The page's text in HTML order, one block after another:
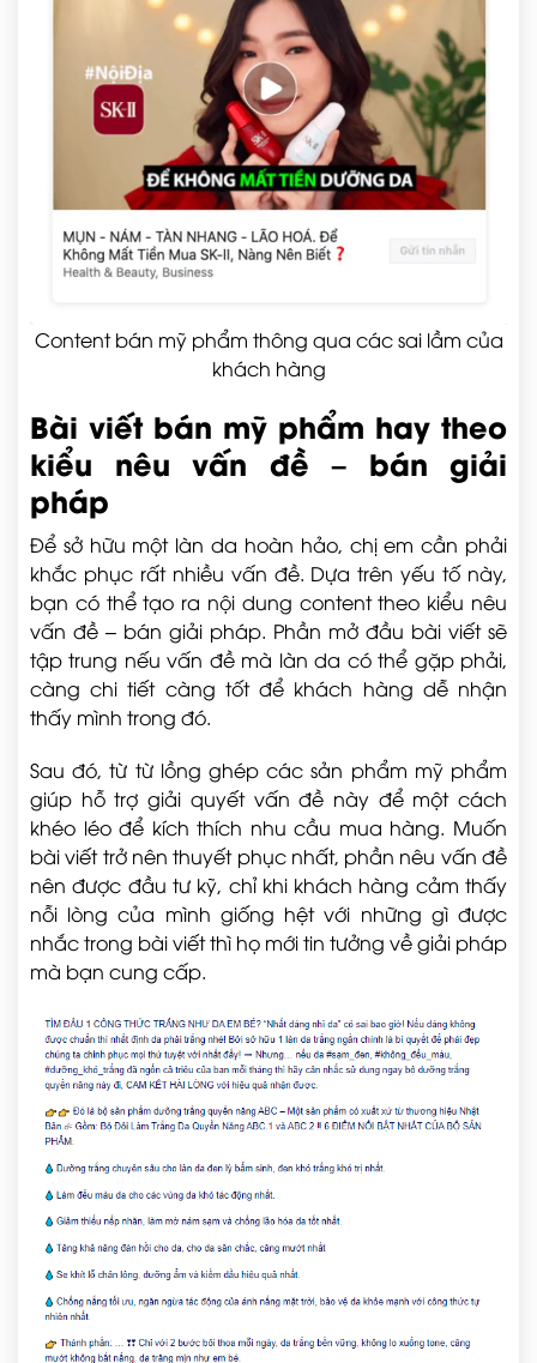
Content bán mỹ phẩm thông qua các sai lầm của
khách hàng
Bài viết bán mỹ phẩm hay theo
kiểu nêu vấn đề – bán giải
pháp
Để sở hữu một làn da hoàn hảo, chị em cần phải
khắc phục rất nhiều vấn đề. Dựa trên yếu tố này,
bạn có thể tạo ra nội dung content theo kiểu nêu
vấn đề – bán giải pháp. Phần mở đầu bài viết sẽ
tập trung nếu vấn đề mà làn da có thể gặp phải,
càng chi tiết càng tốt để khách hàng dễ nhận
thấy mình trong đó.
Sau đó, từ từ lồng ghép các sản phẩm mỹ phẩm
giúp hỗ trợ giải quyết vấn đề này để một cách
khéo léo để kích thích nhu cầu mua hàng. Muốn
bài viết trở nên thuyết phục nhất, phần nêu vấn đề
nên được đầu tư kỹ, chỉ khi khách hàng cảm thấy
nỗi lòng của mình giống hệt với những gì được
nhắc trong bài viết thì họ mới tin tưởng về giải pháp
mà bạn cung cấp.